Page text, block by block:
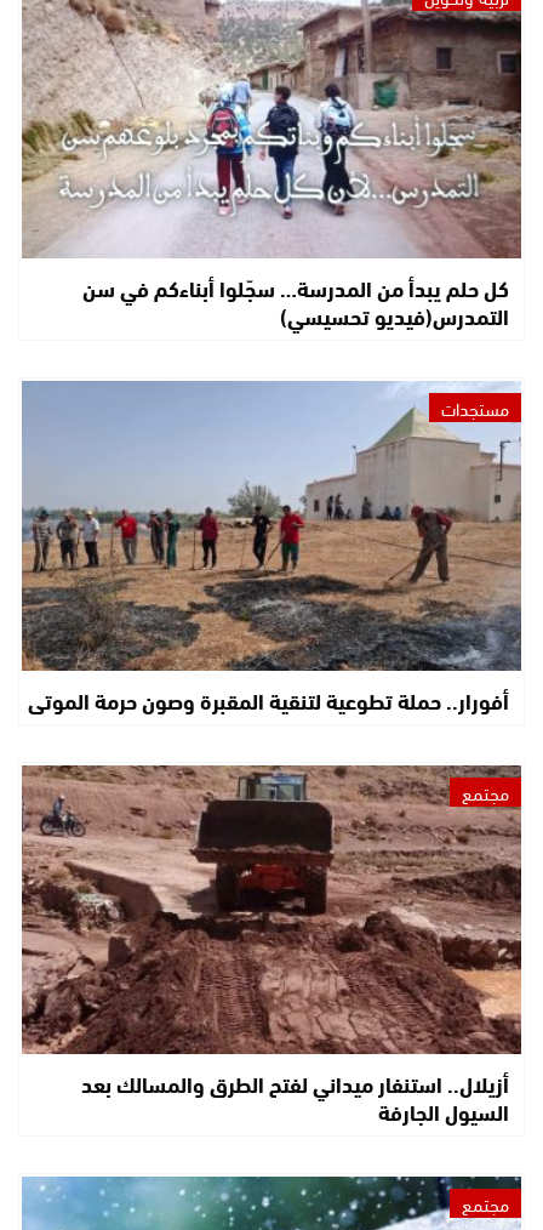
كل حلم يبدأ من المدرسة… سجّلوا أبناءكم في سن
التمدرس(فيديو تحسيسي)
مستجدات
أفورار.. حملة تطوعية لتنقية المقبرة وصون حرمة الموتى
مجتمع
أزيلال.. استنفار ميداني لفتح الطرق والمسالك بعد
السيول الجارفة
مجتمع